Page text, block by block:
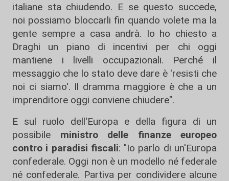
italiane sta chiudendo. E se questo succede,
noi possiamo bloccarli fin quando volete ma la
gente sempre a casa andrà. Io ho chiesto a
Draghi un piano di incentivi per chi oggi
mantiene i livelli occupazionali. Perché il
messaggio che lo stato deve dare è 'resisti che
noi ci siamo'. Il dramma maggiore è che a un
imprenditore oggi conviene chiudere".
E sul ruolo dell'Europa e della figura di un
possibile ministro delle finanze europeo
contro i paradisi fiscali: "Io parlo di un'Europa
confederale. Oggi non è un modello né federale
né confederale. Partiva per condividere alcune